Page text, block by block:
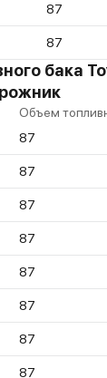
87
87
бака
Объем
87
87
87
87
87
87
87
87